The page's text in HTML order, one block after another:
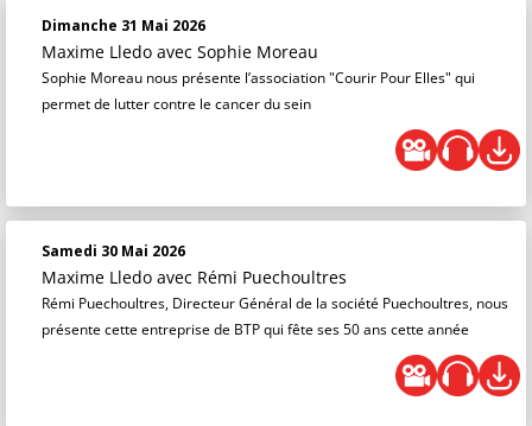
Dimanche 31 Mai 2026
Maxime Lledo avec Sophie Moreau
Sophie Moreau nous présente l’association "Courir Pour Elles" qui
permet de lutter contre le cancer du sein
Samedi 30 Mai 2026
Maxime Lledo avec Rémi Puechoultres
Rémi Puechoultres, Directeur Général de la société Puechoultres, nous
présente cette entreprise de BTP qui fête ses 50 ans cette année